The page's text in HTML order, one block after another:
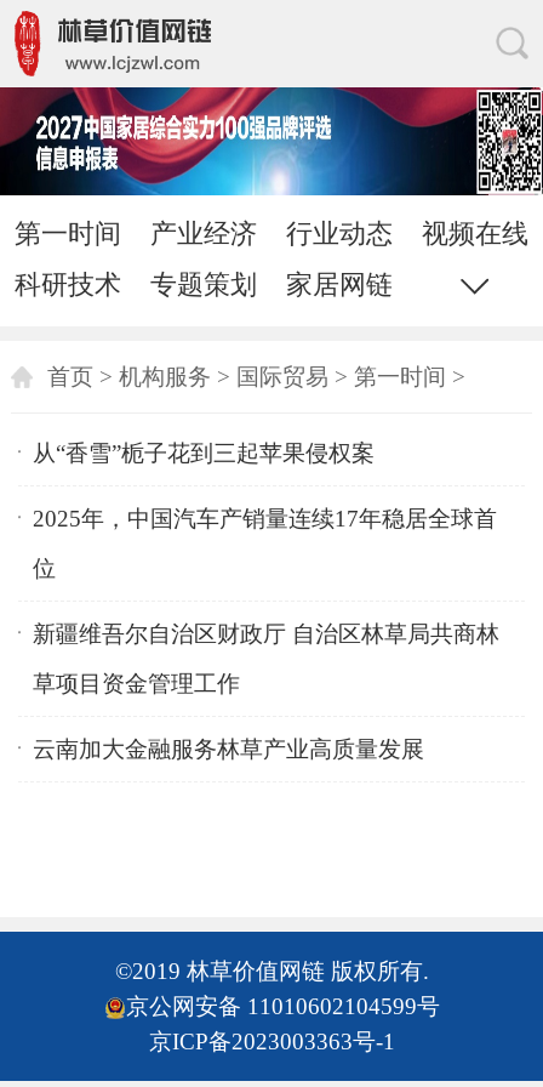
第一时间 产业经济 行业动态
视频在线
科研技术
专题策划 家居网链
网站地图
首页 > 机构服务 > 国际贸易 > 第一时间 >
从“香雪”栀子花到三起苹果侵权案
2025年，中国汽车产销量连续17年稳居全球首
位
新疆维吾尔自治区财政厅 自治区林草局共商林
草项目资金管理工作
云南加大金融服务林草产业高质量发展
©2019 林草价值网链 版权所有.
京公网安备 11010602104599号
京ICP备2023003363号-1